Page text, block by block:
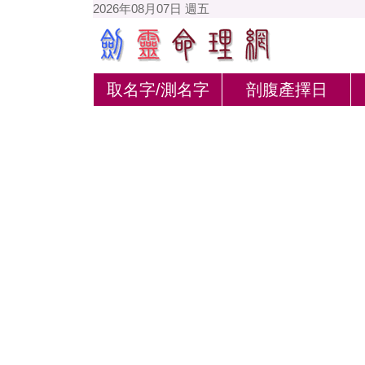
2026年08月07日 週五
取名字/測名字 剖腹產擇日